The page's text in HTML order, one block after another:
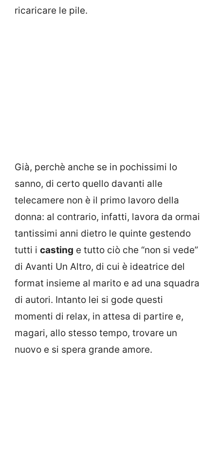
ricaricare le pile.
Già, perchè anche se in pochissimi lo
sanno, di certo quello davanti alle
telecamere non è il primo lavoro della
donna: al contrario, infatti, lavora da ormai
tantissimi anni dietro le quinte gestendo
tutti i casting e tutto ciò che “non si vede”
di Avanti Un Altro, di cui è ideatrice del
format insieme al marito e ad una squadra
di autori. Intanto lei si gode questi
momenti di relax, in attesa di partire e,
magari, allo stesso tempo, trovare un
nuovo e si spera grande amore.